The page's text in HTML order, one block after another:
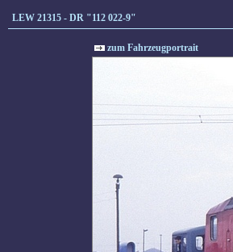
LEW 21315 - DR "112 022-9"
zum Fahrzeugportrait